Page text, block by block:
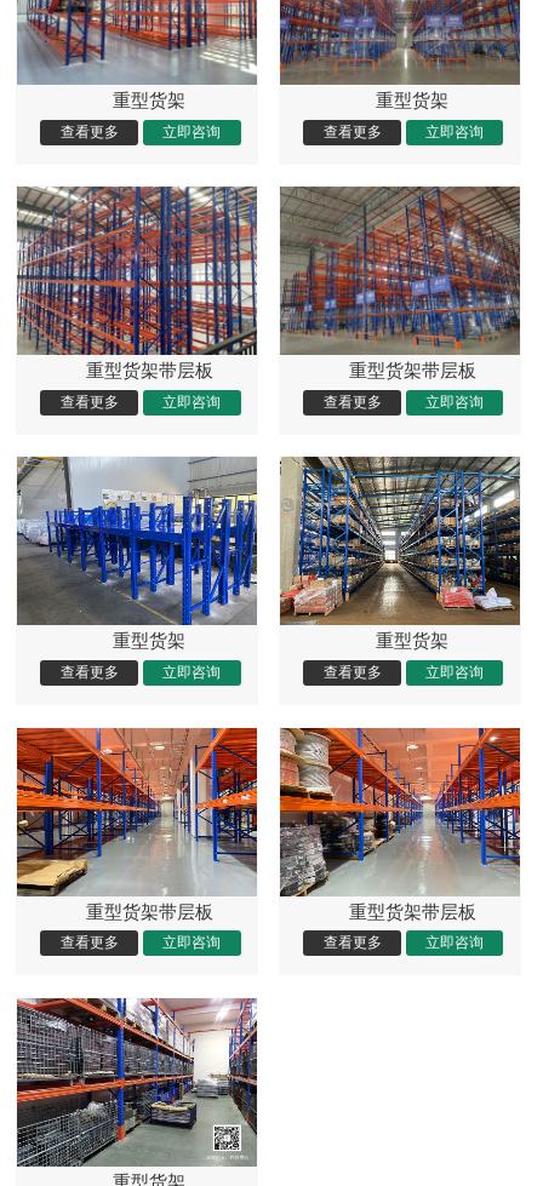
重型货架 重型货架
重型货架带层板 重型货架带层板
重型货架 重型货架
重型货架带层板 重型货架带层板